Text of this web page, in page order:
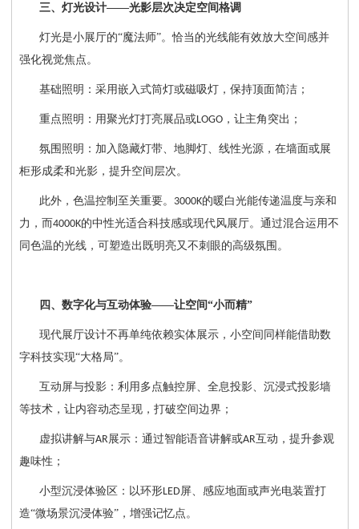
三、灯光设计——光影层次决定空间格调
灯光是小展厅的“魔法师”。恰当的光线能有效放大空间感并
强化视觉焦点。
基础照明：采用嵌入式筒灯或磁吸灯，保持顶面简洁；
重点照明：用聚光灯打亮展品或LOGO，让主角突出；
氛围照明：加入隐藏灯带、地脚灯、线性光源，在墙面或展
柜形成柔和光影，提升空间层次。
此外，色温控制至关重要。 3000K的暖白光能传递温度与亲和
力，而4000K的中性光适合科技感或现代风展厅。通过混合运用不
同色温的光线，可塑造出既明亮又不刺眼的高级氛围。
四、数字化与互动体验——让空间“小而精”
现代展厅设计不再单纯依赖实体展示，小空间同样能借助数
字科技实现“大格局”。
互动屏与投影：利用多点触控屏、全息投影、沉浸式投影墙
等技术，让内容动态呈现，打破空间边界；
虚拟讲解与AR展示：通过智能语音讲解或AR互动，提升参观
趣味性；
小型沉浸体验区：以环形LED屏、感应地面或声光电装置打
造“微场景沉浸体验”，增强记忆点。